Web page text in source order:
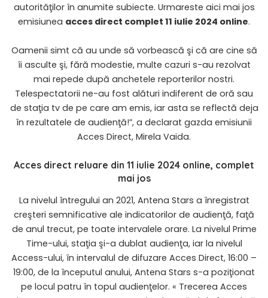
autorităţilor în anumite subiecte. Urmareste aici mai jos
emisiunea acces direct complet 11 iulie 2024 online.
Oamenii simt că au unde să vorbească şi că are cine să
îi asculte şi, fără modestie, multe cazuri s-au rezolvat
mai repede după anchetele reporterilor nostri.
Telespectatorii ne-au fost alături indiferent de oră sau
de staţia tv de pe care am emis, iar asta se reflectă deja
în rezultatele de audienţă!”, a declarat gazda emisiunii
Acces Direct, Mirela Vaida.
Acces direct reluare din 11 iulie 2024 online, complet
mai jos
La nivelul întregului an 2021, Antena Stars a înregistrat
creşteri semnificative ale indicatorilor de audienţă, faţă
de anul trecut, pe toate intervalele orare. La nivelul Prime
Time-ului, staţia şi-a dublat audienţa, iar la nivelul
Access-ului, în intervalul de difuzare Acces Direct, 16:00 –
19:00, de la începutul anului, Antena Stars s-a poziţionat
pe locul patru în topul audienţelor. « Trecerea Acces